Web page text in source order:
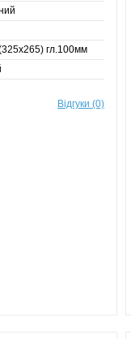
гл.100мм
Відгуки (0)